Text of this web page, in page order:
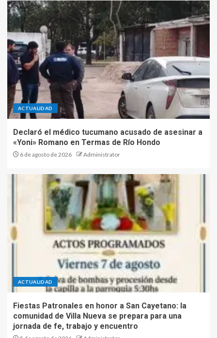
ACTUALIDAD
Declaró el médico tucumano acusado de asesinar a
«Yoni» Romano en Termas de Río Hondo
6 de agosto de 2026 Administrator
ACTUALIDAD
Fiestas Patronales en honor a San Cayetano: la
comunidad de Villa Nueva se prepara para una
jornada de fe, trabajo y encuentro